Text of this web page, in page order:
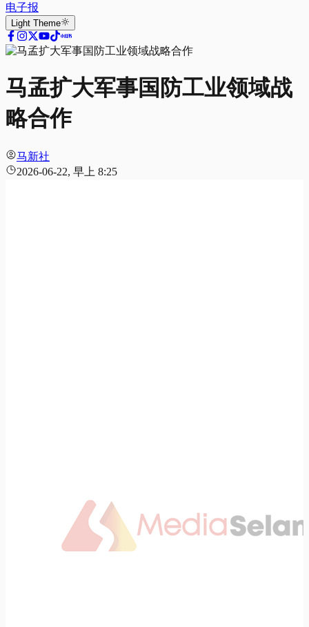
电子报
Light Theme
马孟扩大军事国防工业领域战
略合作
马新社
2026-06-22, 早上 8:25